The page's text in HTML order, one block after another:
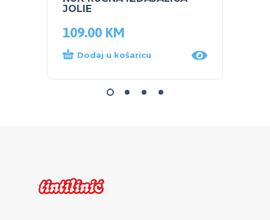
JOLIE
109.00 KM
Dodaj u košaricu